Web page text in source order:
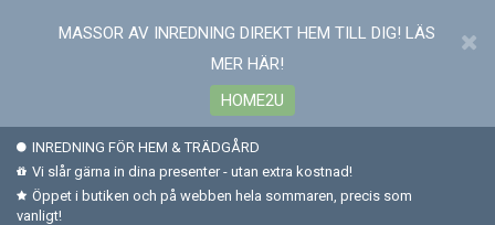
MASSOR AV INREDNING DIREKT HEM TILL DIG! LÄS
MER HÄR!
HOME2U
INREDNING FÖR HEM & TRÄDGÅRD
Vi slår gärna in dina presenter - utan extra kostnad!
Öppet i butiken och på webben hela sommaren, precis som
vanligt!